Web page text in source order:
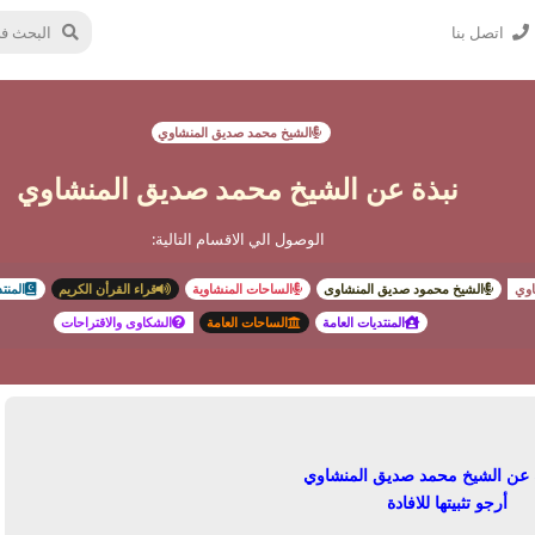
اتصل بنا
الشيخ محمد صديق المنشاوي
نبذة عن الشيخ محمد صديق المنشاوي
الوصول الي الاقسام التالية:
الشيخ محمود صديق المنشاوى الساحات المنشاوية قراء القرأن الكريم
المنتديات العامة
الساحات العامة الشكاوى والاقتراحات
عن الشيخ محمد صديق المنشاوي
أرجو تثبيتها للافادة